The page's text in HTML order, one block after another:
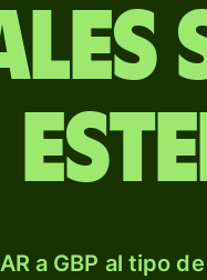
a GBP al tipo